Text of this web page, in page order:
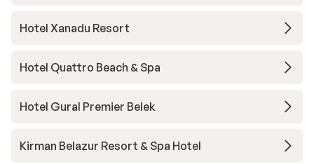
Hotel Xanadu Resort
Hotel Quattro Beach & Spa
Hotel Gural Premier Belek
Kirman Belazur Resort & Spa Hotel